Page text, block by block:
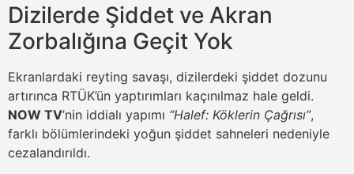
Dizilerde Şiddet ve Akran
Zorbalığına Geçit Yok
Ekranlardaki reyting savaşı, dizilerdeki şiddet dozunu
artırınca RTÜK’ün yaptırımları kaçınılmaz hale geldi.
NOW TV’nin iddialı yapımı “Halef: Köklerin Çağrısı”,
farklı bölümlerindeki yoğun şiddet sahneleri nedeniyle
cezalandırıldı.